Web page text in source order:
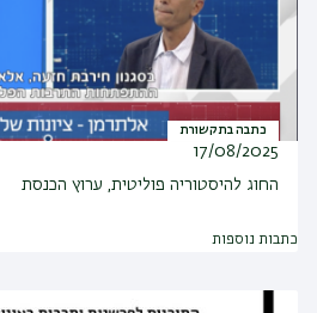
כתבה בתקשורת
17/08/2025
החוג להיסטוריה פוליטית, ערוץ הכנסת
כתבות נוספות